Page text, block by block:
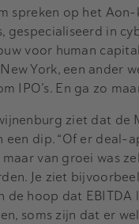
spreken op het
in
voor human
York, een ander
IPO’s. En ga zo
ziet dat de
dip. “Of er deal-
van groei was
Je ziet
hoop dat EBITDA
soms zijn dat er